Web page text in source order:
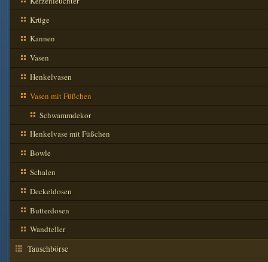
Krüge
Kannen
Vasen
Henkelvasen
Vasen mit Füßchen
Schwammdekor
Henkelvase mit Füßchen
Bowle
Schalen
Deckeldosen
Butterdosen
Wandteller
Tauschbörse